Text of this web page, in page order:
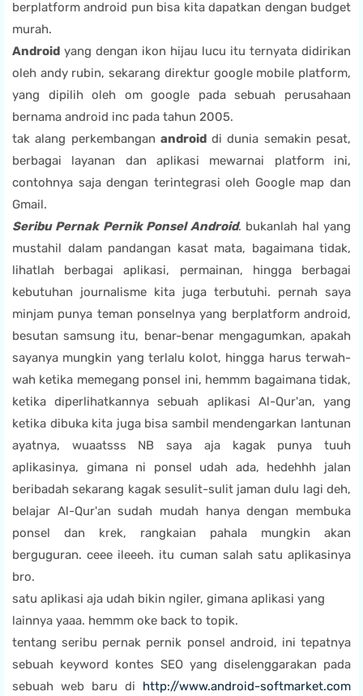
berplatform android pun bisa kita dapatkan dengan budget
murah.
Android yang dengan ikon hijau lucu itu ternyata didirikan
oleh andy rubin, sekarang direktur google mobile platform,
yang dipilih oleh om google pada sebuah perusahaan
bernama android inc pada tahun 2005.
tak alang perkembangan androiddi dunia semakin pesat,
berbagai layanan dan aplikasi mewarnai platform ini,
contohnya saja dengan terintegrasi oleh Google map dan
Gmail.
Seribu Pernak Pernik Ponsel Android. bukanlah hal yang
mustahil dalam pandangan kasat mata, bagaimana tidak,
lihatlah berbagai aplikasi, permainan, hingga berbagai
kebutuhan journalisme kita juga terbutuhi. pernah saya
minjam punya teman ponselnya yang berplatform android,
besutan samsung itu, benar-benar mengagumkan, apakah
sayanya mungkin yang terlalu kolot, hingga harus terwah-
wah ketika memegang ponsel ini, hemmm bagaimana tidak,
ketika diperlihatkannya sebuah aplikasi Al-Qur'an, yang
ketika dibuka kita juga bisa sambil mendengarkan lantunan
ayatnya, wuaatsss NB saya aja kagak punya tuuh
aplikasinya, gimana ni ponsel udah ada, hedehhh jalan
beribadah sekarang kagak sesulit-sulit jaman dulu lagi deh,
belajar Al-Qur'an sudah mudah hanya dengan membuka
ponsel dan krek, rangkaian pahala mungkin akan
berguguran. ceee ileeeh. itu cuman salah satu aplikasinya
bro.
satu aplikasi aja udah bikin ngiler, gimana aplikasi yang
lainnya yaaa. hemmm oke back to topik.
tentang seribu pernak pernik ponsel android, ini tepatnya
sebuah keyword kontes SEO yang diselenggarakan pada
sebuah web baru di http://www.android-softmarket.com